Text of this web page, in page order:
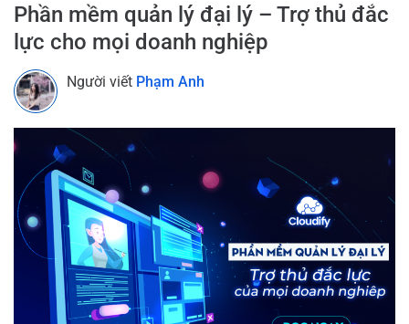
Phần mềm quản lý đại lý – Trợ thủ đắc
lực cho mọi doanh nghiệp
Người viết Phạm Anh